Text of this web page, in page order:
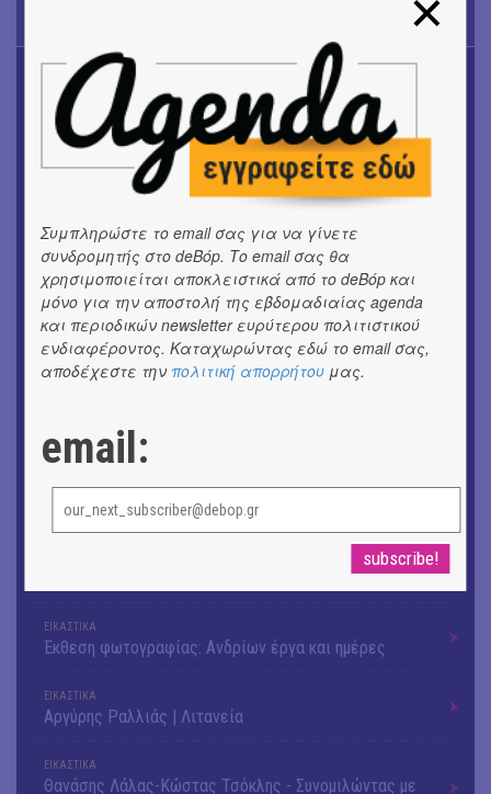
OUTDΟORS
4ο Pig Floyd – The Dark Side of the Γρουν | Οι Pink
Floyd συναντούν… τη γουρνοπούλα
16o Samos Young Artists Festival
OUTDΟORS
ANILIO PARK FESTIVAL 2026
ΜΟΥΣΙΚΗ
Το 6ο Kournos Music Festival στη Λήμνο
ΚΙΝ/ΦΟΣ
ΘΕΑΤΡΟ / ΧΟΡΟΣ
«ΑΗ ΛΑΟΣ» | Ένα σκηνικό ρέκβιεμ για την ήττα ενός
λαού
ΕΙΚΑΣΤΙΚΑ
Έκθεση φωτογραφίας: Ανδρίων έργα και ημέρες
ΕΙΚΑΣΤΙΚΑ
Αργύρης Ραλλιάς | Λιτανεία
ΕΙΚΑΣΤΙΚΑ
Θανάσης Λάλας-Κώστας Τσόκλης - Συνομιλώντας με
Συμπληρώστε το email σας για να γίνετε
συνδρομητής στο deBόp. Το email σας θα
χρησιμοποιείται αποκλειστικά από το deBόp και
μόνο για την αποστολή της εβδομαδιαίας agenda
και περιοδικών newsletter ευρύτερου πολιτιστικού
ενδιαφέροντος. Καταχωρώντας εδώ το email σας,
αποδέχεστε την πολιτική απορρήτου μας.
email: